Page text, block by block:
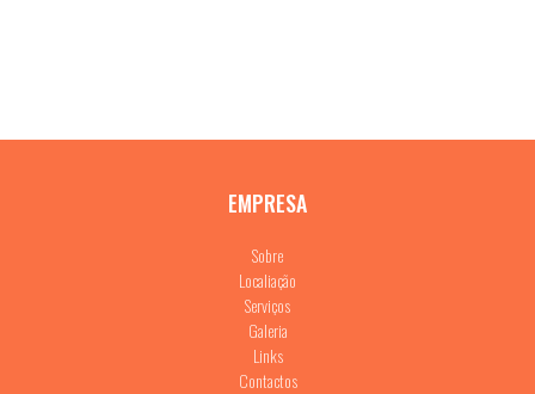
EMPRESA
Sobre
Localiação
Serviços
Galeria
Links
Contactos